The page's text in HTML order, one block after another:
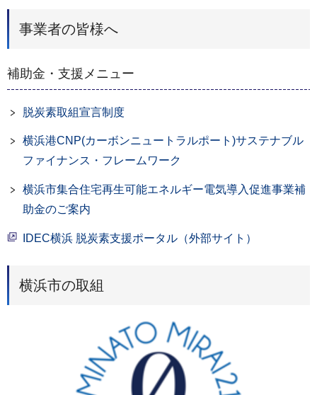
事業者の皆様へ
補助金・支援メニュー
脱炭素取組宣言制度
横浜港CNP(カーボンニュートラルポート)サステナブル
ファイナンス・フレームワーク
横浜市集合住宅再生可能エネルギー電気導入促進事業補
助金のご案内
IDEC横浜 脱炭素支援ポータル（外部サイト）
横浜市の取組